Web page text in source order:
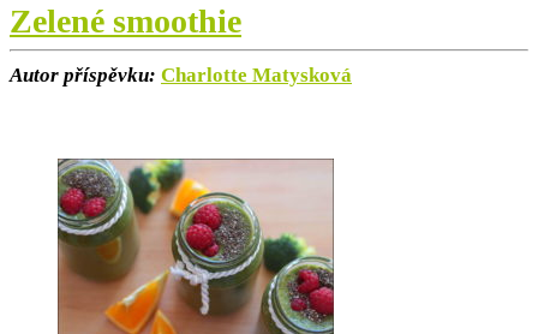
Zelené smoothie
Autor příspěvku: Charlotte Matysková